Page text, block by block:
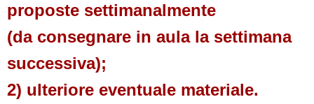
proposte settimanalmente
(da consegnare in aula la settimana
successiva);
2) ulteriore eventuale materiale.